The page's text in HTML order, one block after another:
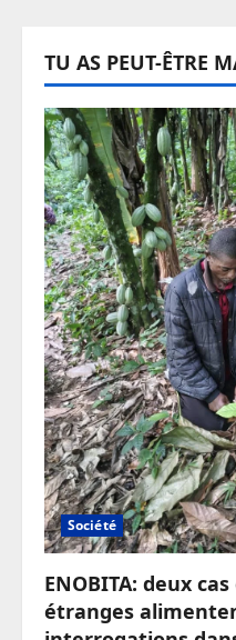
TU AS PEUT-ÊTRE
Société
ENOBITA: deux
étranges